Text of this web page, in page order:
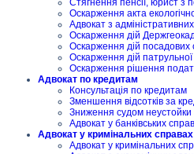
Стягнення пенсії, юрист з
Оскарження акта
Адвокат з
Оскарження дій
Оскарження дій посадових
Оскарження дій
Оскарження рішення
Адвокат по кредитам
Консультація по кредитам
Зменшення відсотків за
Зниження судом неустойки
Адвокат у банківських
Адвокат у кримінальних справах
Адвокат у кримінальних